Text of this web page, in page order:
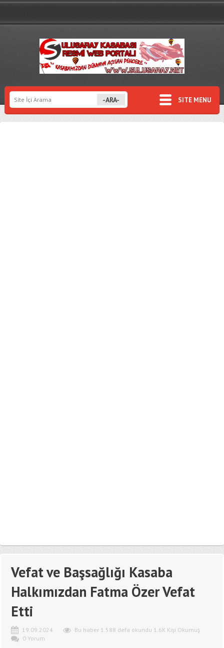
SITE MENU
Vefat ve Başsağlığı Kasaba
Halkımızdan Fatma Özer Vefat
Etti
19.09.2024
Bu haber 1.588 defa okundu 1.6K Kişi Okumuş
0 Yorum